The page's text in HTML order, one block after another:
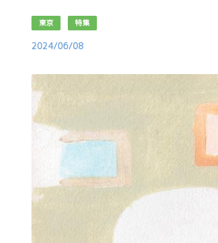
東京 特集
2024/06/08